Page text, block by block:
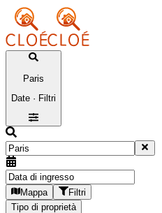
Paris
Date · Filtri
Mappa
Filtri
Tipo di proprietà